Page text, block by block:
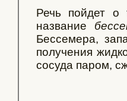
Речь пойдет о
название
Бессемера,
получения
сосуда паром,